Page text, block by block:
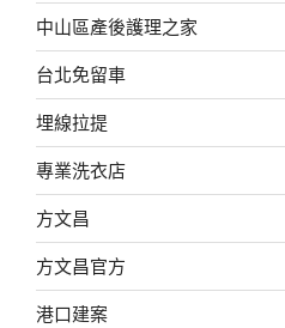
中山區產後護理之家
台北免留車
埋線拉提
專業洗衣店
方文昌
方文昌官方
港口建案